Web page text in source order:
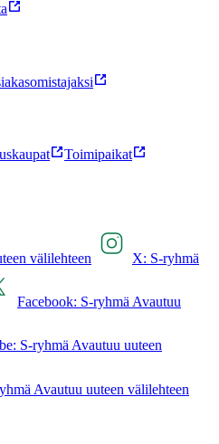
Toimipaikat
välilehteen X: S-ryhmä
Facebook: S-ryhmä Avautuu
S-ryhmä Avautuu uuteen
Avautuu uuteen välilehteen